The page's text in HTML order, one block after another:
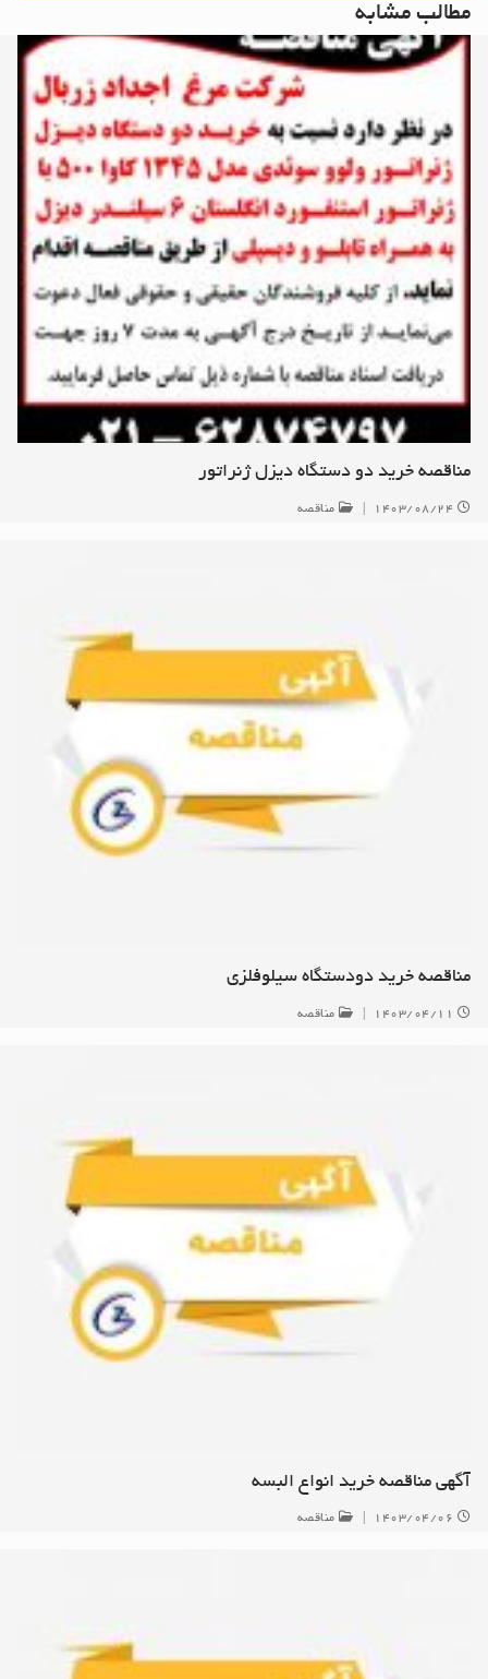
مطالب مشابه
مناقصه خرید دو دستگاه دیزل ژنراتور
۱۴۰۳/۰۸/۲۴ مناقصه
مناقصه خرید دودستگاه سیلوفلزی
۱۴۰۳/۰۴/۱۱ مناقصه
آگهی مناقصه خرید انواع البسه
۱۴۰۳/۰۴/۰۶ مناقصه